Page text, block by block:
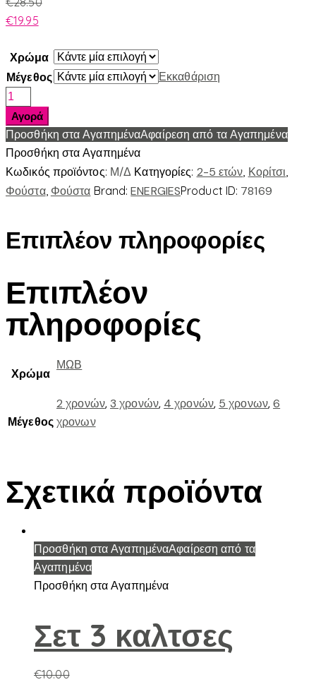
€19.95
Χρώμα
Μέγεθος
Εκκαθάριση
ΦΟΥΣΤΑ
ΜΠΛΟΥΖΑ
ΓΟΡΓΟΝΑ
ποσότητα
Αγορά
Προσθήκη στα ΑγαπημέναΑφαίρεση από τα Αγαπημένα
Προσθήκη στα Αγαπημένα
Κωδικός προϊόντος: Μ/Δ Κατηγορίες: 2-5 ετών, Κορίτσι,
Φούστα, Φούστα Brand:ENERGIESProduct ID: 78169
Επιπλέον πληροφορίες
Επιπλέον
πληροφορίες
Χρώμα
ΜΩΒ
Μέγεθος
2 χρονών,3 χρονών, 4 χρονών, 5 χρονων,6
χρονων
Σχετικά προϊόντα
Προσθήκη στα ΑγαπημέναΑφαίρεση από τα
Αγαπημένα
Προσθήκη στα Αγαπημένα
Σετ 3 καλτσες
€10.00